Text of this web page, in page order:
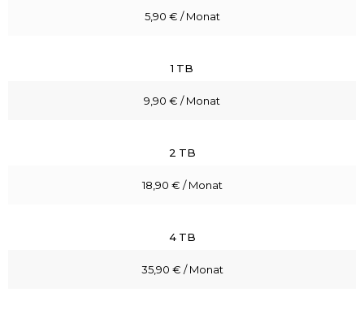
5,90 € / Monat
1 TB
9,90 € / Monat
2 TB
18,90 € / Monat
4 TB
35,90 € / Monat